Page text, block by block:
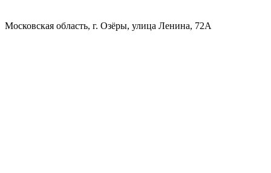
Московская область, г. Озёры, улица Ленина, 72А